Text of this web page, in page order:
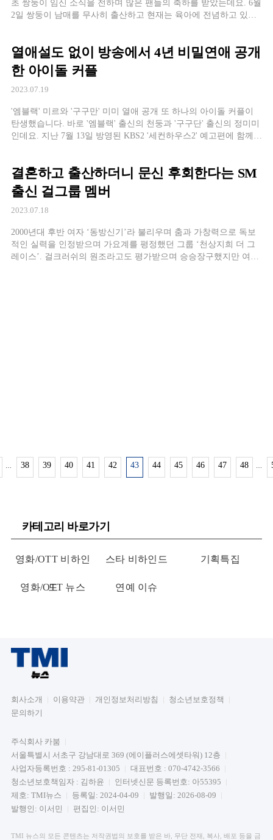
초 쌍둥이 임신 소식을 전하며 많은 팬들의 축하를 받았는데요. 6월
2일 쌍둥이 남매를 무사히 출산하고 현재는 육아에 전념하고 있습
열애설도 없이 방송에서 4년 비밀연애 공개
한 아이돌 커플
2023.07.19
'엠블랙' 미르와 '구구만' 미미 열애 공개 또 하나의 아이돌 커플이
탄생했습니다. 바로 '엠블랙' 출신의 천둥과 '구구단' 출신의 정미미
인데요. 지난 7월 13일 방영된 KBS2 '세컨하우스2' 예고편에 함께
결혼하고 출산하더니 문신 후회한다는 SM
출신 걸그룹 멤버
2023.07.18
2000년대 후반 여자 ‘동방신기’라 불리우며 춤과 가창력으로 독보
적인 실력을 인정받으며 가요계를 평정했던 그룹 ‘천상지희 더 그
레이스’. 걸크러쉬의 원조라고도 평가받으며 승승장구했지만 여러
38 39 40 41 42 43 44 45 46 47 48
카테고리 바로가기
영화/OTT 비하인
드
스타 비하인드 기획특집
영화/OTT 뉴스 연예 이슈
회사소개 이용약관 개인정보처리방침
청소년보호정책
문의하기
주식회사 카붐
서울특별시 서초구 강남대로 369 (에이플러스에셋타워) 12층
사업자등록번호 : 295-81-01305
대표번호 : 070-4742-3566
청소년보호책임자 : 김하윤
인터넷신문 등록번호: 아55395
제호: TMI뉴스
등록일: 2024-04-09
발행일: 2026-08-09
발행인: 이서민
편집인: 이서민
TMI 뉴스의 모든 콘텐츠는 저작권법의 보호를 받은 바, 무단 전재, 복사, 배포 등을 금